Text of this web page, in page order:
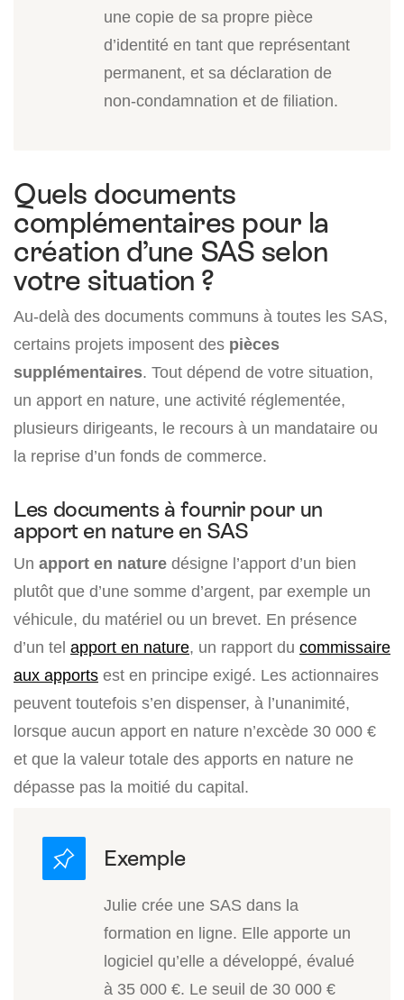
une copie de sa propre pièce
d’identité en tant que représentant
permanent, et sa déclaration de
non-condamnation et de filiation.
Quels documents
complémentaires pour la
création d’une SAS selon
votre situation ?
Au-delà des documents communs à toutes les SAS,
certains projets imposent des pièces
supplémentaires. Tout dépend de votre situation,
un apport en nature, une activité réglementée,
plusieurs dirigeants, le recours à un mandataire ou
la reprise d’un fonds de commerce.
Les documents à fournir pour un
apport en nature en SAS
Un apport en nature désigne l’apport d’un bien
plutôt que d’une somme d’argent, par exemple un
véhicule, du matériel ou un brevet. En présence
d’un tel apport en nature, un rapport du commissaire
aux apports est en principe exigé. Les actionnaires
peuvent toutefois s’en dispenser, à l’unanimité,
lorsque aucun apport en nature n’excède 30 000 €
et que la valeur totale des apports en nature ne
dépasse pas la moitié du capital.
Julie crée une SAS dans la
formation en ligne. Elle apporte un
logiciel qu’elle a développé, évalué
à 35 000 €. Le seuil de 30 000 €